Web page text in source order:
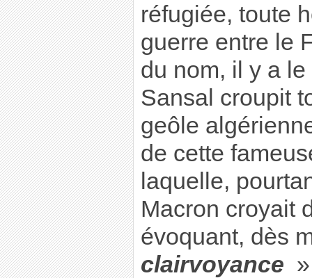
réfugiée, toute
guerre entre le
du nom, il y a
Sansal croupit
geôle
de cette
laquelle,
Macron croyait
évoquant, dès
clairvoyance